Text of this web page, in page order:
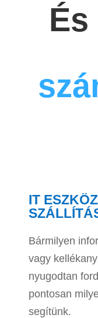
És
IT
Bármilyen
vagy
nyugodtan
pontosan
segítünk.